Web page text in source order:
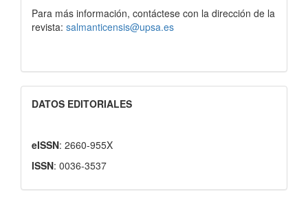
Para más información, contáctese con la dirección de la
revista: salmanticensis@upsa.es
DATOS EDITORIALES
eISSN: 2660-955X
ISSN: 0036-3537